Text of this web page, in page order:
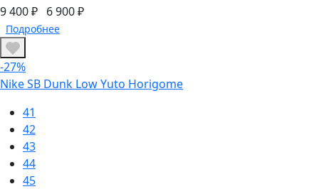
9 400 ₽ 6 900 ₽
Подробнее
-27%
Nike SB Dunk Low Yuto Horigome
41
42
43
44
45